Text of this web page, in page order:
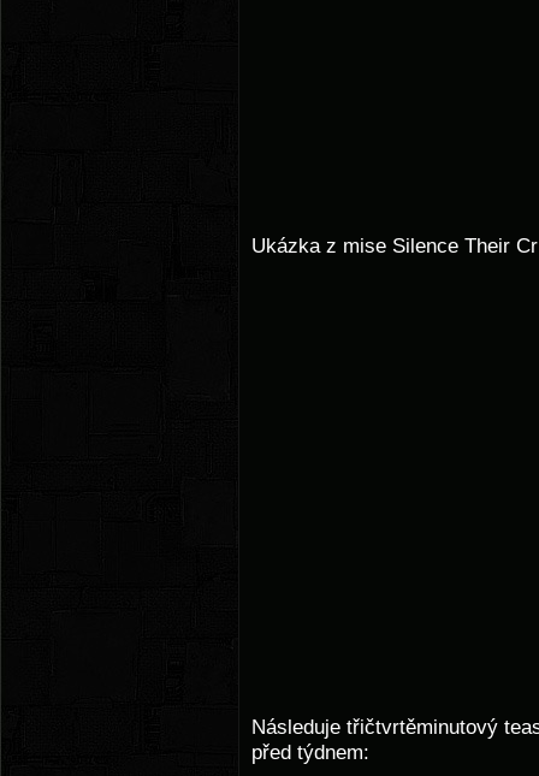
Ukázka z mise Silence Their
Následuje třičtvrtěminutový
před týdnem: